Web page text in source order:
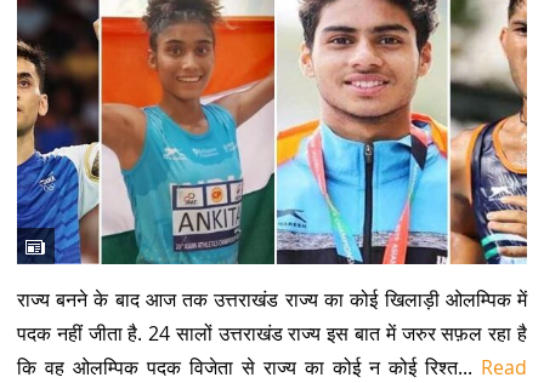
राज्य बनने के बाद आज तक उत्तराखंड राज्य का कोई खिलाड़ी ओलम्पिक में
पदक नहीं जीता है. 24 सालों उत्तराखंड राज्य इस बात में जरुर सफ़ल रहा है
कि वह ओलम्पिक पदक विजेता से राज्य का कोई न कोई रिश्त... Read